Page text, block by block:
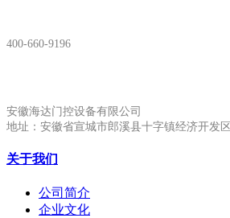
400-660-9196
安徽海达门控设备有限公司
地址：安徽省宣城市郎溪县十字镇经济开发
关于我们
公司简介
企业文化